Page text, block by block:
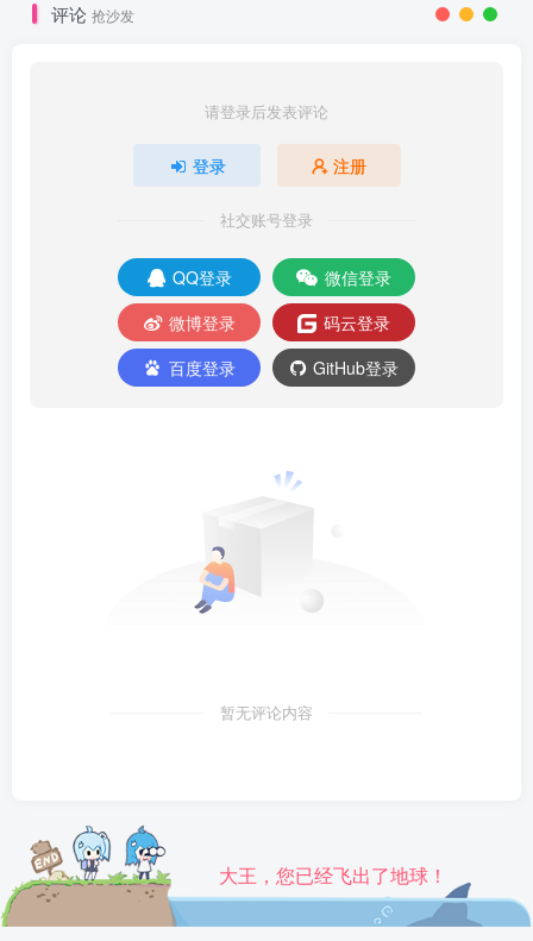
评论 抢沙发
请登录后发表评论
登录 注册
社交账号登录
QQ登录
微信登录
微博登录
码云登录
百度登录
GitHub登录
暂无评论内容
大王，您已经飞出了地球！